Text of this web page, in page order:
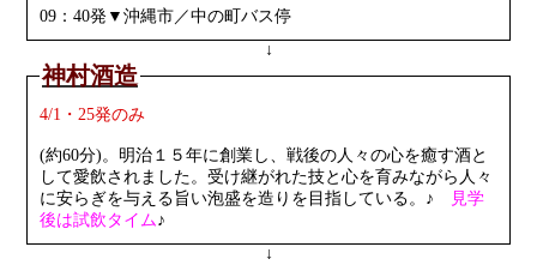
09：40発▼沖縄市／中の町バス停
↓
神村酒造
4/1・25発のみ
(約60分)。明治１５年に創業し、戦後の人々の心を癒す酒と
して愛飲されました。受け継がれた技と心を育みながら人々
に安らぎを与える旨い泡盛を造りを目指している。♪
見学
後は試飲タイム♪
↓